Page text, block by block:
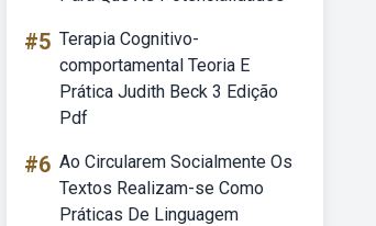
#5 Terapia Cognitivo-
comportamental Teoria E
Prática Judith Beck 3 Edição
Pdf
#6 Ao Circularem Socialmente Os
Textos Realizam-se Como
Práticas De Linguagem